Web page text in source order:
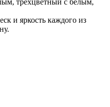
трехцветный с белым,
и яркость каждого из